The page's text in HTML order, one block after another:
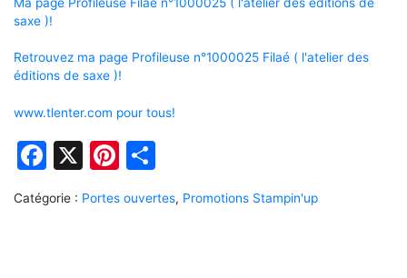
saxe )!
Retrouvez ma page Profileuse n°1000025 Filaé ( l'atelier des
éditions de saxe )!
www.tlenter.com pour tous!
Facebook
X Pinterest
Catégorie : Portes ouvertes, Promotions Stampin'up